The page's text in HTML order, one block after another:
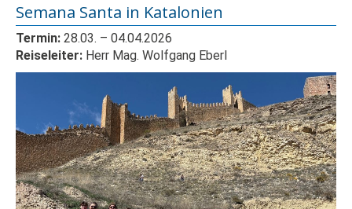
Semana Santa in Katalonien
Termin: 28.03. – 04.04.2026
Reiseleiter: Herr Mag. Wolfgang Eberl